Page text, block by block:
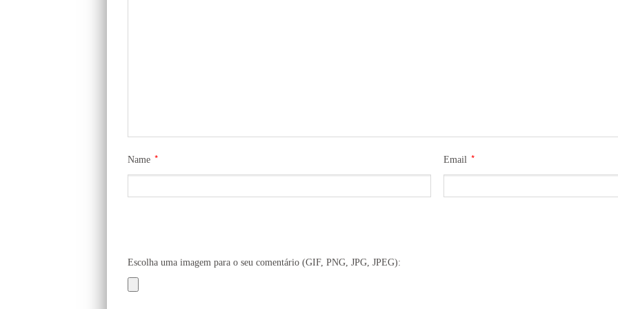
Name * Email *
Escolha uma imagem para o seu comentário (GIF, PNG, JPG, JPEG):